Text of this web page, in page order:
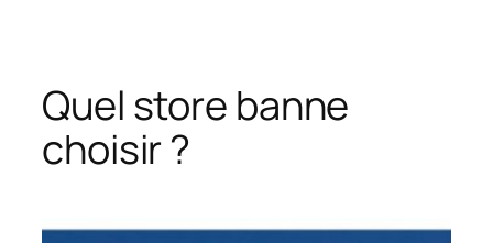
Quel store banne
choisir ?